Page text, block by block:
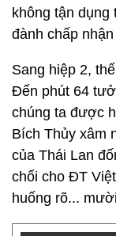
không tận
đành chấp
Sang hiệp 2,
Đến phút 64
chúng ta được
Bích Thủy xâm
của Thái Lan
chối cho ĐT
huống rõ...